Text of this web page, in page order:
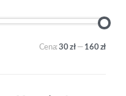
Cena:30 zł— 160 zł